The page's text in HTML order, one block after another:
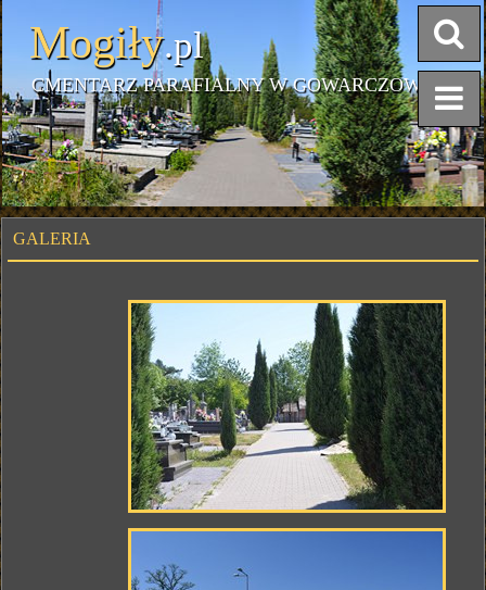
Mogiły.pl
CMENTARZ PARAFIALNY W GOWARCZOWIE
GALERIA